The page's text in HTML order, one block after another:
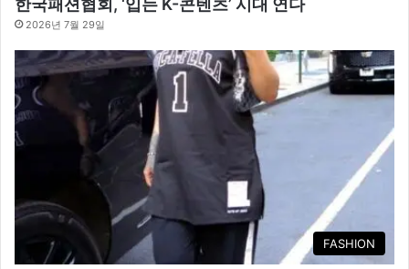
한국패션협회, ‘입는 K-콘텐츠’ 시대 연다
2026년 7월 29일
FASHION